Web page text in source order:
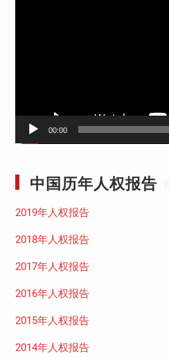
00:00
中国历年人权报告
2019年人权报告
2018年人权报告
2017年人权报告
2016年人权报告
2015年人权报告
2014年人权报告